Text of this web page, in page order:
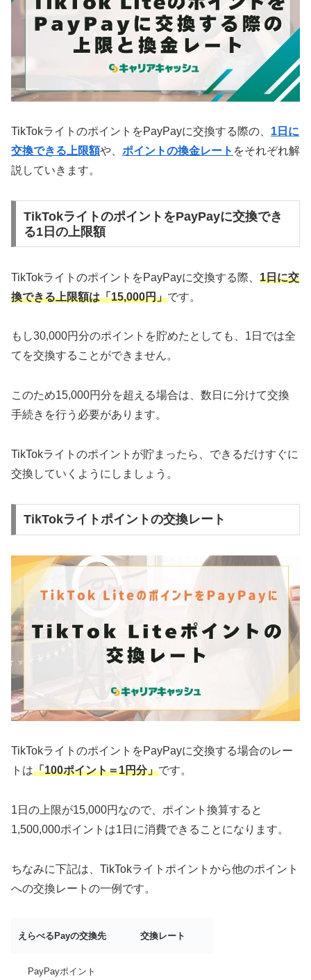
TikTokライトのポイントをPayPayに交換する際の、 1日に
交換できる上限額や、 ポイントの換金レート をそれぞれ解
説していきます。
TikTokライトのポイントをPayPayに交換でき
る1日の上限額
TikTokライトのポイントをPayPayに交換する際、 1日に交
換できる上限額は「15,000円」です。
もし30,000円分のポイントを貯めたとしても、1日では全
てを交換することができません。
このため15,000円分を超える場合は、数日に分けて交換
手続きを行う必要があります。
TikTokライトのポイントが貯まったら、できるだけすぐに
交換していくようにしましょう。
TikTokライトポイントの交換レート
TikTokライトのポイントをPayPayに交換する場合のレー
トは「100ポイント＝1円分」です。
1日の上限が15,000円なので、ポイント換算すると
1,500,000ポイントは1日に消費できることになります。
ちなみに下記は、TikTokライトポイントから他のポイント
への交換レートの一例です。
えらべるPayの交換先 交換レート
PayPayポイント